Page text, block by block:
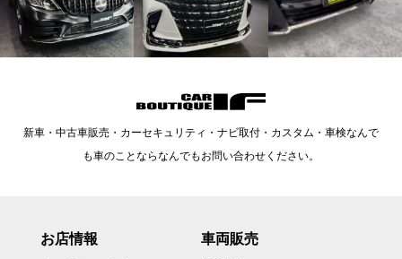
新車・中古車販売・カーセキュリティ・ナビ取付・カスタム・車検なんで
も車のことならなんでもお問い合わせください。
お店情報 車両販売